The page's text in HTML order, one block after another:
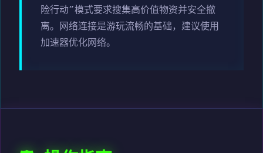
险行动”模式要求搜集高价值物资并安全撤
离。网络连接是游玩流畅的基础，建议使用
加速器优化网络。